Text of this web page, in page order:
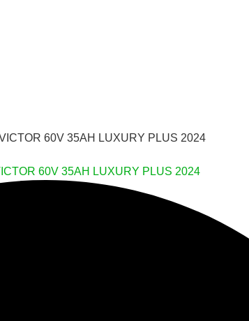
60V 35AH LUXURY PLUS 2024